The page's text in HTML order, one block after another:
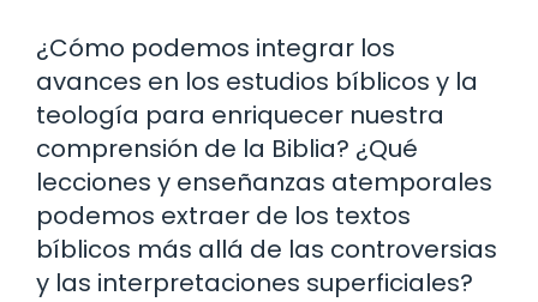
¿Cómo podemos integrar los
avances en los estudios bíblicos y la
teología para enriquecer nuestra
comprensión de la Biblia? ¿Qué
lecciones y enseñanzas atemporales
podemos extraer de los textos
bíblicos más allá de las controversias
y las interpretaciones superficiales?